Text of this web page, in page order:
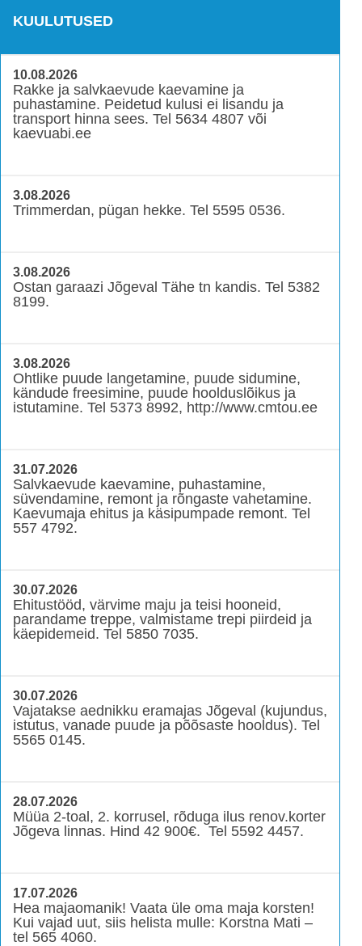
KUULUTUSED
10.08.2026
Rakke ja salvkaevude kaevamine ja
puhastamine. Peidetud kulusi ei lisandu ja
transport hinna sees. Tel 5634 4807 või
kaevuabi.ee
3.08.2026
Trimmerdan, pügan hekke. Tel 5595 0536.
3.08.2026
Ostan garaazi Jõgeval Tähe tn kandis. Tel 5382
8199.
3.08.2026
Ohtlike puude langetamine, puude sidumine,
kändude freesimine, puude hoolduslõikus ja
istutamine. Tel 5373 8992, http://www.cmtou.ee
31.07.2026
Salvkaevude kaevamine, puhastamine,
süvendamine, remont ja rõngaste vahetamine.
Kaevumaja ehitus ja käsipumpade remont. Tel
557 4792.
30.07.2026
Ehitustööd, värvime maju ja teisi hooneid,
parandame treppe, valmistame trepi piirdeid ja
käepidemeid. Tel 5850 7035.
30.07.2026
Vajatakse aednikku eramajas Jõgeval (kujundus,
istutus, vanade puude ja põõsaste hooldus). Tel
5565 0145.
28.07.2026
Müüa 2-toal, 2. korrusel, rõduga ilus renov.korter
Jõgeva linnas. Hind 42 900€. Tel 5592 4457.
17.07.2026
Hea majaomanik! Vaata üle oma maja korsten!
Kui vajad uut, siis helista mulle: Korstna Mati –
tel 565 4060.